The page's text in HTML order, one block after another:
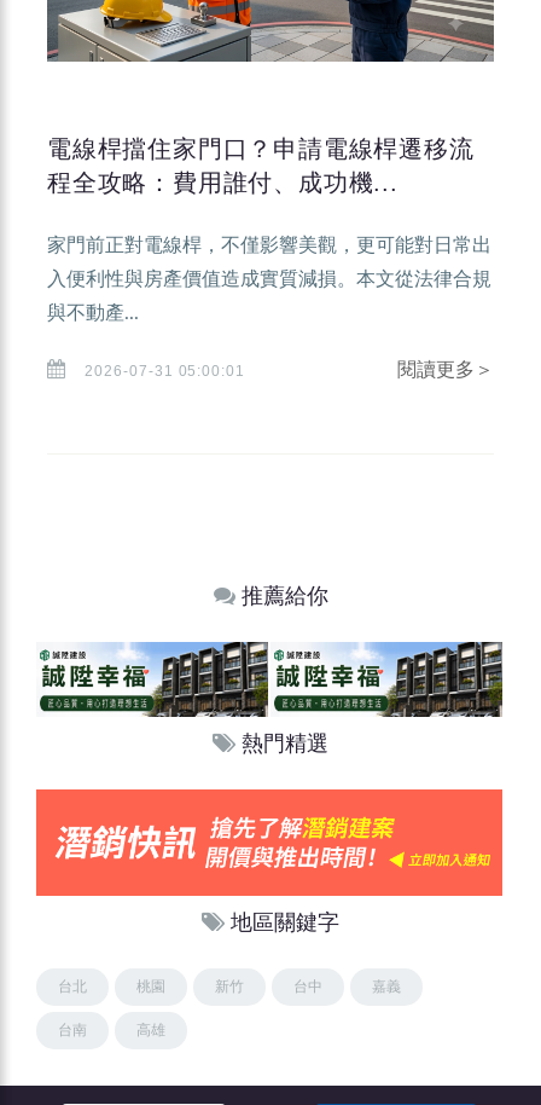
電線桿擋住家門口？申請電線桿遷移流
程全攻略：費用誰付、成功機...
家門前正對電線桿，不僅影響美觀，更可能對日常出
入便利性與房產價值造成實質減損。本文從法律合規
與不動產...
2026-07-31 05:00:01 閱讀更多＞
推薦給你
熱門精選
地區關鍵字
台北 桃園 新竹 台中 嘉義
台南 高雄